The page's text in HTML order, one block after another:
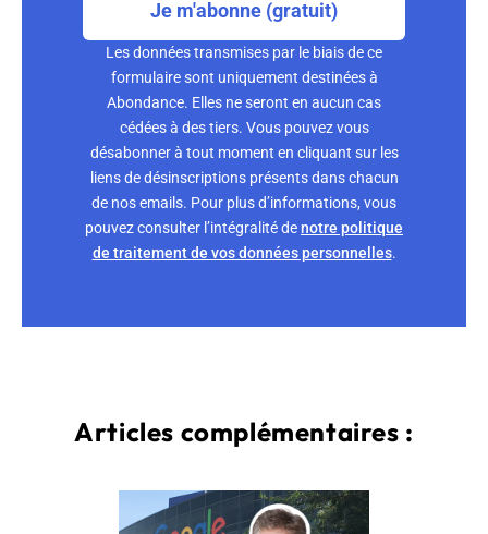
Je m'abonne (gratuit)
Les données transmises par le biais de ce
formulaire sont uniquement destinées à
Abondance. Elles ne seront en aucun cas
cédées à des tiers. Vous pouvez vous
désabonner à tout moment en cliquant sur les
liens de désinscriptions présents dans chacun
de nos emails. Pour plus d’informations, vous
pouvez consulter l’intégralité denotre politique
de traitement de vos données personnelles.
Articles complémentaires :